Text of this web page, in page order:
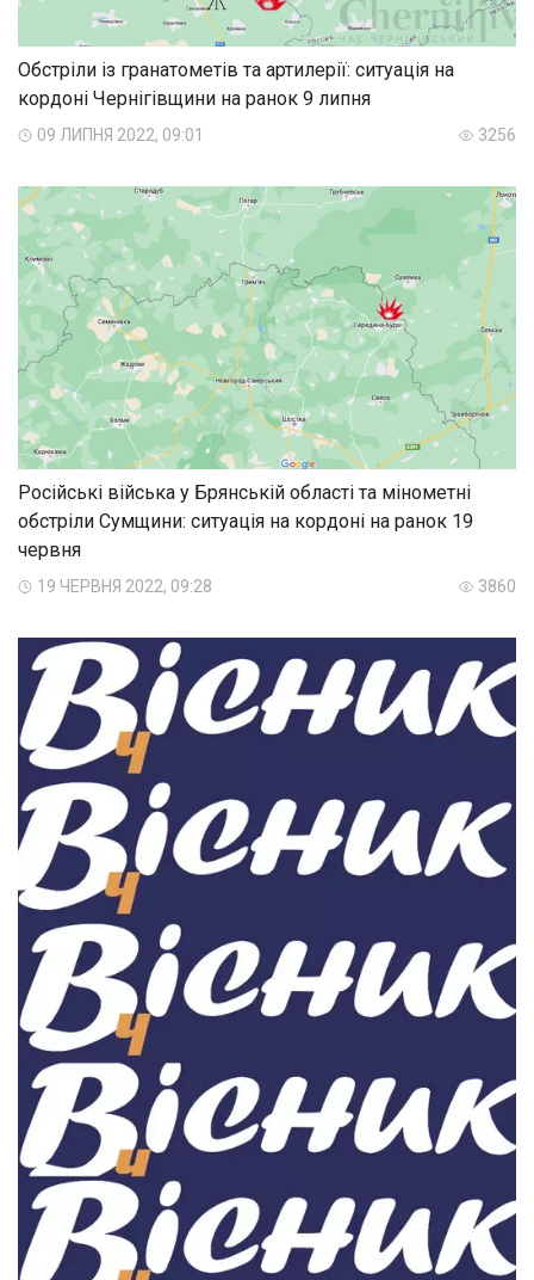
Обстріли із гранатометів та артилерії: ситуація на
кордоні Чернігівщини на ранок 9 липня
09 ЛИПНЯ 2022, 09:01 3256
Російські війська у Брянській області та мінометні
обстріли Сумщини: ситуація на кордоні на ранок 19
червня
19 ЧЕРВНЯ 2022, 09:28 3860